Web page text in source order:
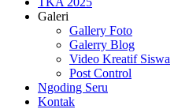
Galeri
Gallery Foto
Galerry Blog
Video Kreatif Siswa
Post Control
Ngoding Seru
Kontak